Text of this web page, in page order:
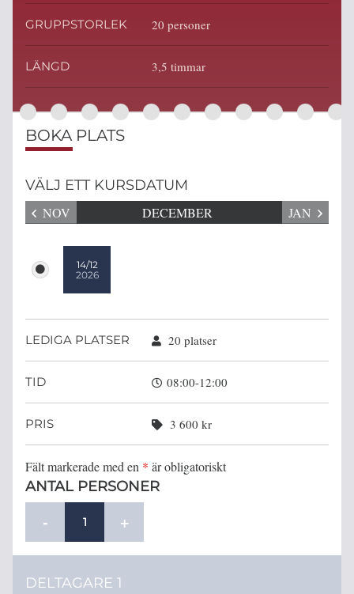
GRUPPSTORLEK 20 personer
LÄNGD 3,5 timmar
BOKA PLATS
VÄLJ ETT KURSDATUM
NOV DECEMBER JAN
14/12
2026
LEDIGA PLATSER 20 platser
TID 08:00-12:00
PRIS 3 600 kr
Fält markerade med en * är obligatoriskt
ANTAL PERSONER
- +
DELTAGARE 1